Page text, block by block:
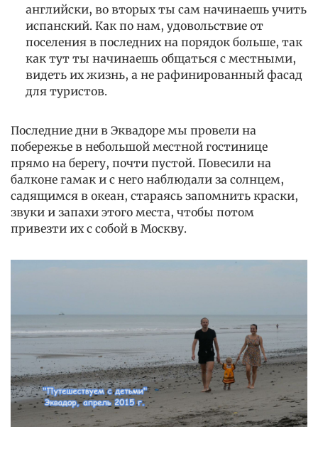
английски, во вторых ты сам начинаешь учить
испанский. Как по нам, удовольствие от
поселения в последних на порядок больше, так
как тут ты начинаешь общаться с местными,
видеть их жизнь, а не рафинированный фасад
для туристов.
Последние дни в Эквадоре мы провели на
побережье в небольшой местной гостинице
прямо на берегу, почти пустой. Повесили на
балконе гамак и с него наблюдали за солнцем,
садящимся в океан, стараясь запомнить краски,
звуки и запахи этого места, чтобы потом
привезти их с собой в Москву.